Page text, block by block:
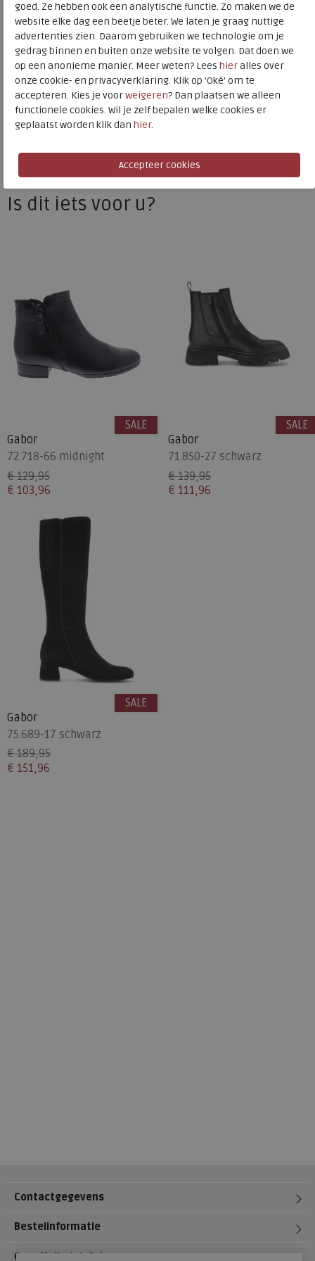
Gabor
Toon alles van
Gabor
Naar allelaarzen
Hakhoogte
5.00 cm
Is dit iets voor u?
Gabor
72.718-66 midnight
€ 129,95
€ 103,96
SALE
Gabor
71.850-27 schwarz
€ 139,95
€ 111,96
SALE
Gabor
75.689-17 schwarz
€ 189,95
€ 151,96
SALE
Contactgegevens
Bestelinformatie
Over Meijerink Schoenen
goed. Ze hebben ook een analytische functie. Zo maken we de
website elke dag een beetje beter. We laten je graag nuttige
advertenties zien. Daarom gebruiken we technologie om je
gedrag binnen en buiten onze website te volgen. Dat doen we
op een anonieme manier. Meer weten? Lees hieralles over
onze cookie- en privacyverklaring. Klik op 'Oké' om te
accepteren. Kies je voorweigeren? Dan plaatsen we alleen
functionele cookies. Wil je zelf bepalen welke cookies er
geplaatst worden klik dan hier.